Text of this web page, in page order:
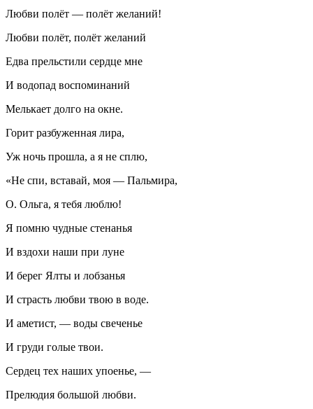
Любви полёт — полёт желаний!
Любви полёт, полёт желаний
Едва прельстили сердце мне
И водопад воспоминаний
Мелькает долго на окне.
Горит разбуженная лира,
Уж ночь прошла, а я не сплю,
«Не спи, вставай, моя — Пальмира,
О. Ольга, я тебя люблю!
Я помню чудные стенанья
И вздохи наши при луне
И берег Ялты и лобзанья
И страсть любви твою в воде.
И аметист, — воды свеченье
И груди голые твои.
Сердец тех наших упоенье, —
Прелюдия большой любви.